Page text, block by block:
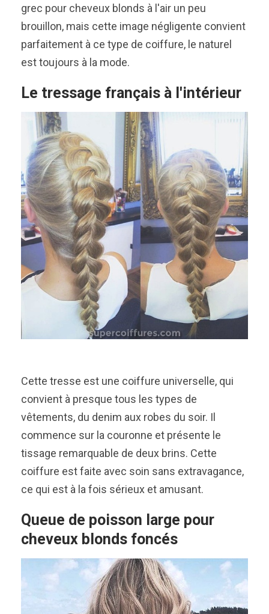
grec pour cheveux blonds à l'air un peu
brouillon, mais cette image négligente convient
parfaitement à ce type de coiffure, le naturel
est toujours à la mode.
Le tressage français à l'intérieur
Cette tresse est une coiffure universelle, qui
convient à presque tous les types de
vêtements, du denim aux robes du soir. Il
commence sur la couronne et présente le
tissage remarquable de deux brins. Cette
coiffure est faite avec soin sans extravagance,
ce qui est à la fois sérieux et amusant.
Queue de poisson large pour
cheveux blonds foncés